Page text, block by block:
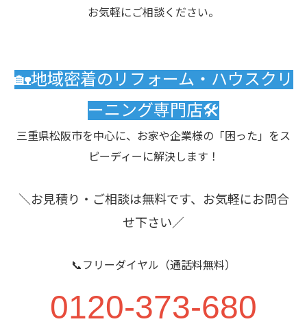
お気軽にご相談ください。
🏡地域密着のリフォーム・ハウスクリ
ーニング専門店🛠️
三重県松阪市を中心に、お家や企業様の「困った」をス
ピーディーに解決します！
＼お見積り・ご相談は無料です、お気軽にお問合
せ下さい／
📞フリーダイヤル（通話料無料）
0120-373-680